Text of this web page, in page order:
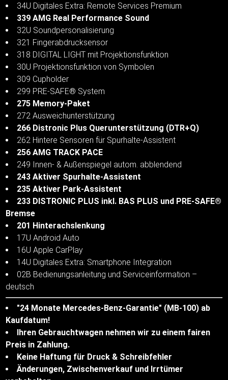
34U Digitales Extra: Remote Services Premium
339 AMG Real Performance Sound
32U Soundpersonalisierung
321 Fingerabdrucksensor
318 DIGITAL LIGHT mit Projektionsfunktion
30U Projektionsfunktion von Symbolen
309 Cupholder
299 PRE-SAFE® System
275 Memory-Paket
272 Ausweichunterstützung
266 Distronic Plus Querunterstützung (DTR+Q)
262 Hintere Sensoren für Spurhalte-Assistent
256 AMG TRACK PACE
249 Innen- & Außenspiegel autom. abblendend
243 Aktiver Spurhalte-Assistent
235 Aktiver Park-Assistent
233 DISTRONIC PLUS inkl. BAS PLUS und PRE-SAFE®
Bremse
201 Hinterachslenkung
17U Android Auto
16U Apple CarPlay
14U Digitales Extra: Smartphone Integration
02B Bedienungsanleitung und Serviceinformation –
deutsch
"24 Monate Mercedes-Benz-Garantie" (MB-100) ab
Kaufdatum!
Ihren Gebrauchtwagen nehmen wir zu einem fairen
Preis in Zahlung.
Keine Haftung für Druck & Schreibfehler
Änderungen, Zwischenverkauf und Irrtümer